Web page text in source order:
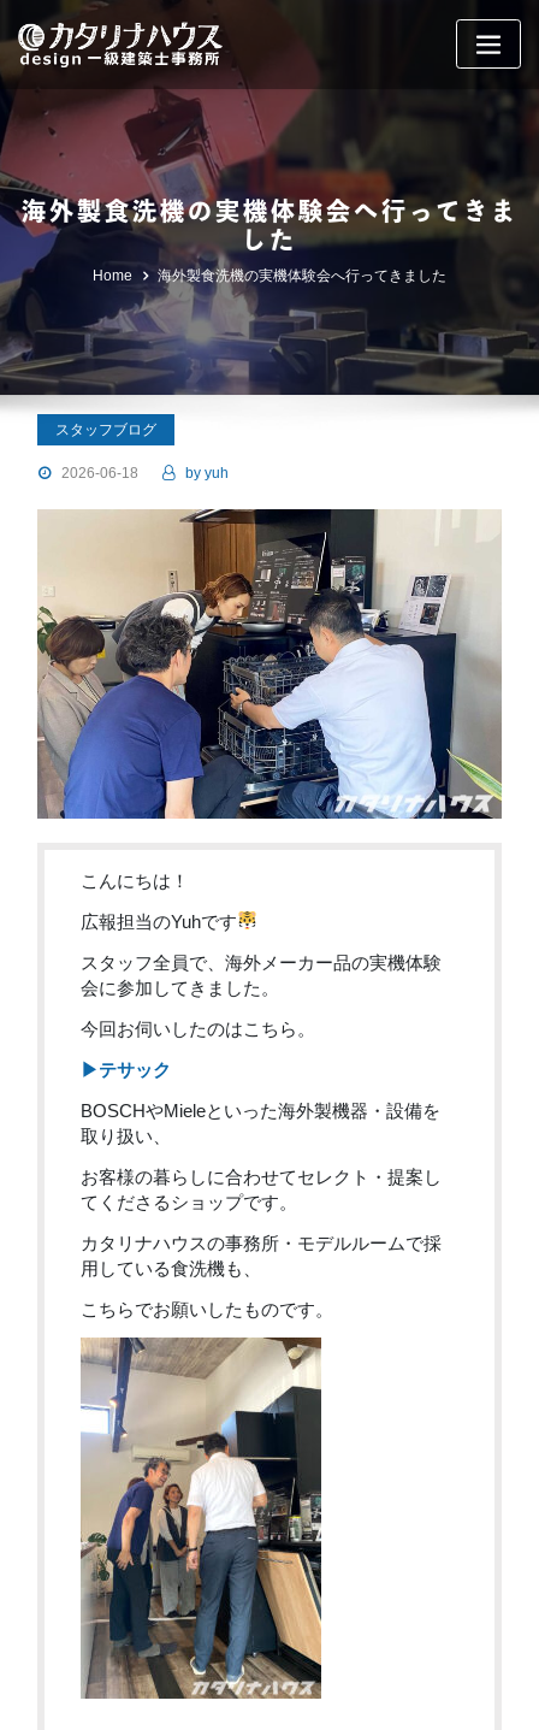
to
content
海外製食洗機の実機体験会へ行ってきま
した
Home 海外製食洗機の実機体験会へ行ってきました
スタッフブログ
2026-06-18 by yuh
こんにちは！
広報担当のYuhです
スタッフ全員で、海外メーカー品の実機体験
会に参加してきました。
今回お伺いしたのはこちら。
▶テサック
BOSCHやMieleといった海外製機器・設備を
取り扱い、
お客様の暮らしに合わせてセレクト・提案し
てくださるショップです。
カタリナハウスの事務所・モデルルームで採
用している食洗機も、
こちらでお願いしたものです。